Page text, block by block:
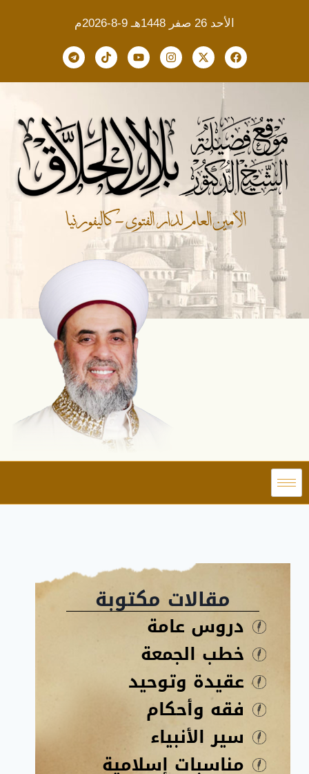
الأحد 26 صفر 1448هـ 9-8-2026م
مقالات مكتوبة
دروس عامة
خطب الجمعة
عقيدة وتوحيد
فقه وأحكام
سير الأنبياء
مناسبات إسلامية